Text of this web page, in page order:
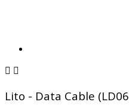
 
Lito - Data Cable